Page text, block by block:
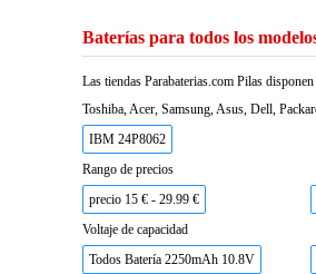
Baterías para todos los
Las tiendas Parabaterias.com Pilas
Toshiba, Acer, Samsung, Asus, Dell,
IBM 24P8062
Rango de precios
precio 15 € - 29.99 €
Voltaje de capacidad
Todos Batería 2250mAh 10.8V